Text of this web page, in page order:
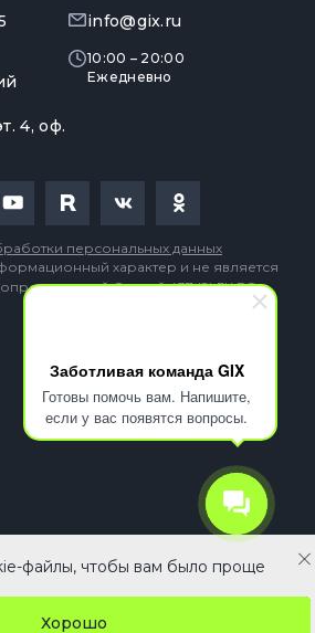
Заботливая команда GIX
Готовы помочь вам. Напишите,
если у вас появятся вопросы.
info@gix.ru
4, оф.
10:00 – 20:00
Ежедневно
характер и не является
Статьей 437 (2) ГК РФ
персональных данных
В корзину
файлы, чтобы вам было проще
Хорошо